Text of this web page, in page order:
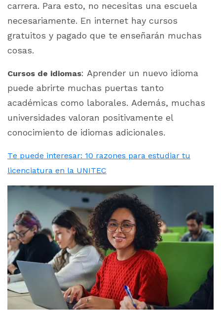
carrera. Para esto, no necesitas una escuela
necesariamente. En internet hay cursos
gratuitos y pagado que te enseñarán muchas
cosas.
Cursos de idiomas: Aprender un nuevo idioma
puede abrirte muchas puertas tanto
académicas como laborales. Además, muchas
universidades valoran positivamente el
conocimiento de idiomas adicionales.
Te puede interesar: 10 razones para estudiar tu
licenciatura en la UNITEC